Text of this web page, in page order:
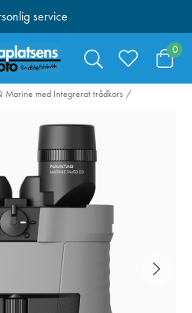
service
över 1000:-
0
Marine med Integrerat trådkors